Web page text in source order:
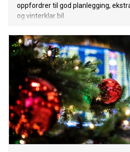
oppfordrer til god planlegging,
og vinterklar bil.